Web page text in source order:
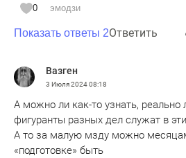
0 эмодзи
Показать ответы 2Ответить
Вазген
3 Июля 202408:18
А можно ли как-то узнать, реально
фигуранты разных дел служат в
А то за малую мзду можно
«подготовке» быть